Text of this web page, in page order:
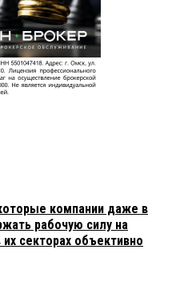
компании даже в
рабочую силу на
секторах объективно